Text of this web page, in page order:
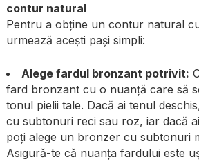
contur natural
Pentru a obține un contur natural
urmează acești pași simpli:
Alege fardul bronzant potrivit:
fard bronzant cu o nuanță care să
tonul pielii tale. Dacă ai tenul
cu subtonuri reci sau roz, iar dacă
poți alege un bronzer cu subtonuri
Asigură-te că nuanța fardului este